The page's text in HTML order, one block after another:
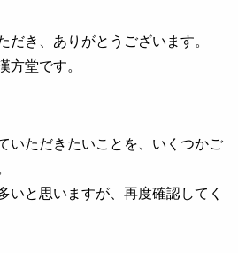
だき、ありがとうございます。
方堂です。
いただきたいことを、いくつかご
いと思いますが、再度確認してく